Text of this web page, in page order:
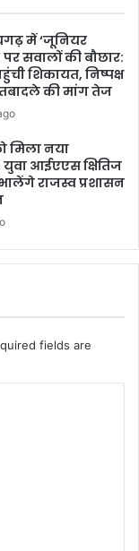
में ‘जूनियर
पर सवालों की बौछार:
शिकायत, निष्पक्ष
की मांग तेज
मिला नया
आईएएस क्षितिज
राजस्व प्रशासन
fields are